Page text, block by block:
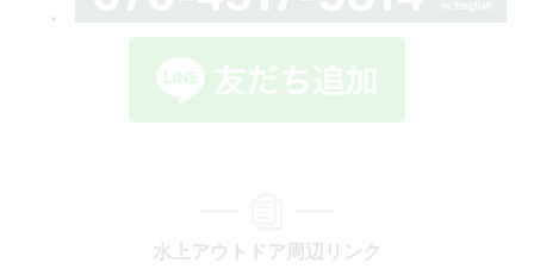
水上アウトドア周辺リンク